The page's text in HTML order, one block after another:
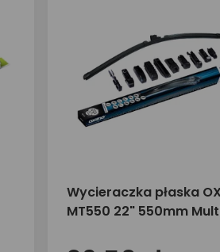
Wycieraczka płaska
MT550 22" 550mm